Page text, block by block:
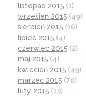
listopad 2015 (1)
wrzesień 2015 (49)
sierpień 2015 (16)
lipiec 2015 (4)
czerwiec 2015 (2)
maj 2015 (4)
kwiecień 2015 (49)
marzec 2015 (70)
luty 2015 (13)